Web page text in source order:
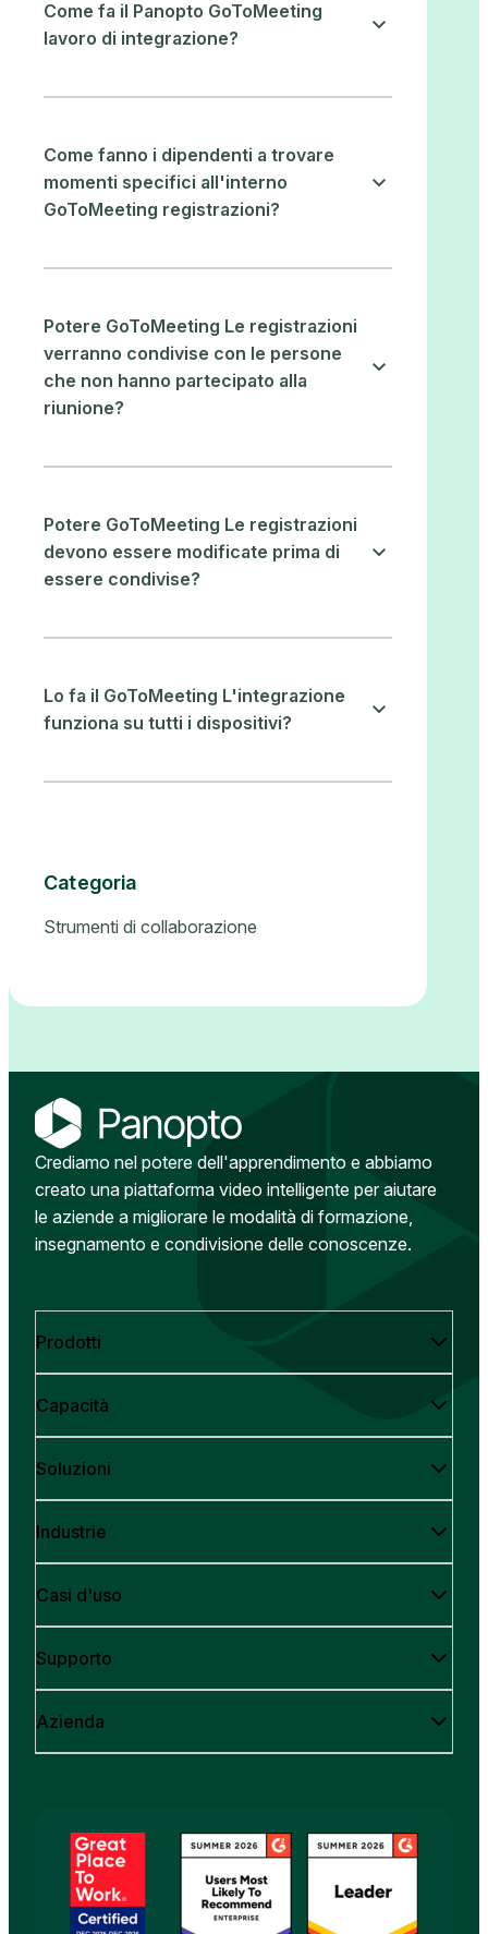
Come fa il Panopto GoToMeeting
lavoro di integrazione?
Come fanno i dipendenti a trovare
momenti specifici all'interno
GoToMeeting registrazioni?
Potere GoToMeeting Le registrazioni
verranno condivise con le persone
che non hanno partecipato alla
riunione?
Potere GoToMeeting Le registrazioni
devono essere modificate prima di
essere condivise?
Lo fa il GoToMeeting L'integrazione
funziona su tutti i dispositivi?
Categoria
Strumenti di collaborazione
Crediamo nel potere dell'apprendimento e abbiamo
creato una piattaforma video intelligente per aiutare
le aziende a migliorare le modalità di formazione,
insegnamento e condivisione delle conoscenze.
Prodotti
Capacità
Soluzioni
Industrie
Casi d'uso
Supporto
Azienda